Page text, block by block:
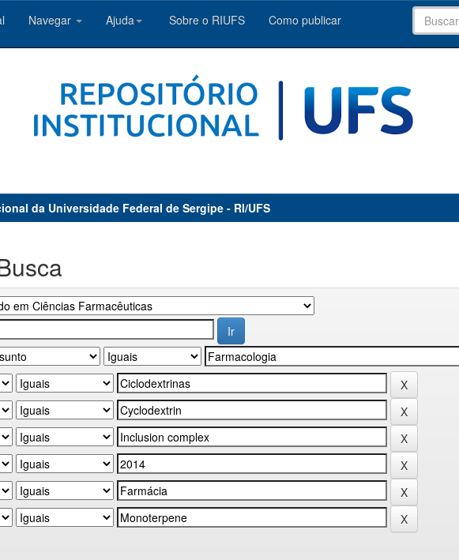
Navegar Ajuda Sobre o RIUFS Como publicar
da Universidade Federal de Sergipe - RI/UFS